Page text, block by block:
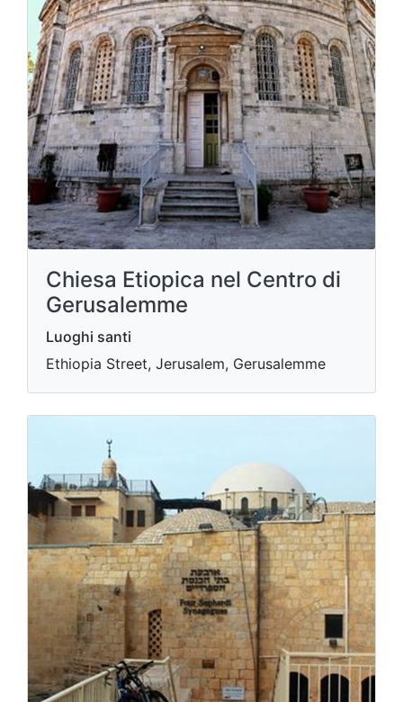
Chiesa Etiopica nel Centro di
Gerusalemme
Luoghi santi
Ethiopia Street, Jerusalem, Gerusalemme